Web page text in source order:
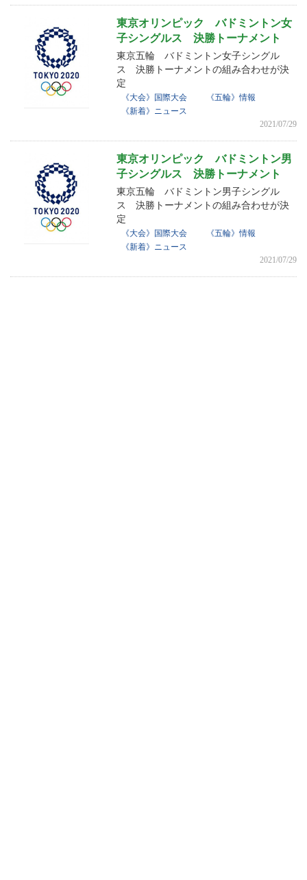
東京オリンピック バドミントン女
子シングルス 決勝トーナメント
東京五輪 バドミントン女子シングル
ス 決勝トーナメントの組み合わせが決
定
《大会》国際大会
《五輪》情報
《新着》ニュース
2021/07/29
東京オリンピック バドミントン男
子シングルス 決勝トーナメント
東京五輪 バドミントン男子シングル
ス 決勝トーナメントの組み合わせが決
定
《大会》国際大会
《五輪》情報
《新着》ニュース
2021/07/29